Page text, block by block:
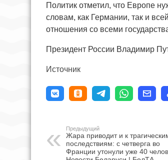
Политик отметил, что Европе
словам, как Германии, так и
отношения со всеми
Президент России Владимир
Источник
Предыдущий
Жара приводит и к
последствиям: с четверга во
Франции утонули уже 40